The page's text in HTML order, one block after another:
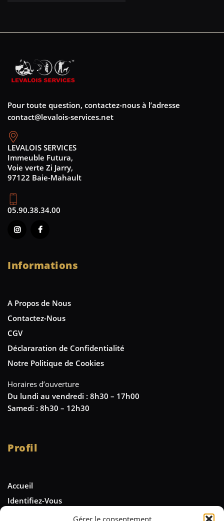
Gérer le consentement
Pour toute question, contactez-nous à l’adresse
contact@levalois-services.net
LEVALOIS SERVICES
Immeuble Futura,
Voie verte Zi Jarry,
97122 Baie-Mahault
05.90.38.34.00
Informations
A Propos de Nous
Contactez-Nous
CGV
Déclararation de Confidentialité
Notre Politique de Cookies
Horaires d’ouverture
Du lundi au vendredi : 8h30 – 17h00
Samedi : 8h30 – 12h30
Profil
Accueil
Identifiez-Vous